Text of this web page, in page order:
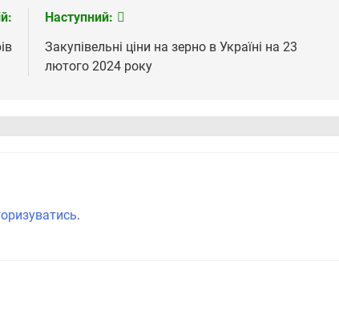
Наступний:
Закупівельні ціни на зерно в Україні на 23
лютого 2024 року
.